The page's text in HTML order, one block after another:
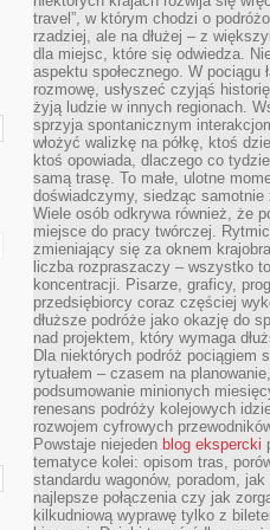
travel”, w którym chodzi o
rzadziej, ale na dłużej – z
dla miejsc, które się odwiedza.
aspektu społecznego. W pociągu
rozmowę, usłyszeć czyjąś
żyją ludzie w innych regionach.
sprzyja spontanicznym
włożyć walizkę na półkę, ktoś
ktoś opowiada, dlaczego co
samą trasę. To małe, ulotne
doświadczymy, siedząc samotnie
Wiele osób odkrywa również, że
miejsce do pracy twórczej.
zmieniający się za oknem
liczba rozpraszaczy – wszystko
koncentracji. Pisarze, graficy,
przedsiębiorcy coraz częściej
dłuższe podróże jako okazję do
nad projektem, który wymaga
Dla niektórych podróż pociągiem
rytuałem – czasem na
podsumowanie minionych
renesans podróży kolejowych
rozwojem cyfrowych
Powstaje niejeden blog ekspercki
tematyce kolei: opisom tras,
standardu wagonów, poradom, jak
najlepsze połączenia czy jak
kilkudniową wyprawę tylko z